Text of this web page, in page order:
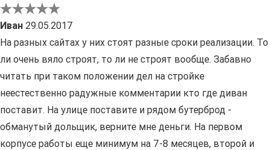
Иван 29.05.2017
На разных сайтах у них стоят разные сроки реализации. То
ли очень вяло строят, то ли не строят вообще. Забавно
читать при таком положении дел на стройке
неестественно радужные комментарии кто где диван
поставит. На улице поставите и рядом бутерброд -
обманутый дольщик, верните мне деньги. На первом
корпусе работы еще минимум на 7-8 месяцев, второй и